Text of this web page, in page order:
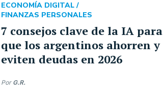
7 consejos clave de la IA para
que los argentinos ahorren y
eviten deudas en 2026
ECONOMÍA DIGITAL /
FINANZAS PERSONALES
Por G.R.